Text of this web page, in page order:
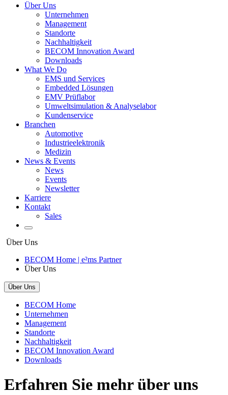
Über Uns
Unternehmen
Management
Standorte
Nachhaltigkeit
BECOM Innovation Award
Downloads
What We Do
EMS und Services
Embedded Lösungen
EMV Prüflabor
Umweltsimulation & Analyselabor
Kundenservice
Branchen
Automotive
Industrieelektronik
Medizin
News & Events
News
Events
Newsletter
Karriere
Kontakt
Sales
Über Uns
BECOM Home | e²ms Partner
Über Uns
Über Uns
BECOM Home
Unternehmen
Management
Standorte
Nachhaltigkeit
BECOM Innovation Award
Downloads
Erfahren Sie mehr über uns